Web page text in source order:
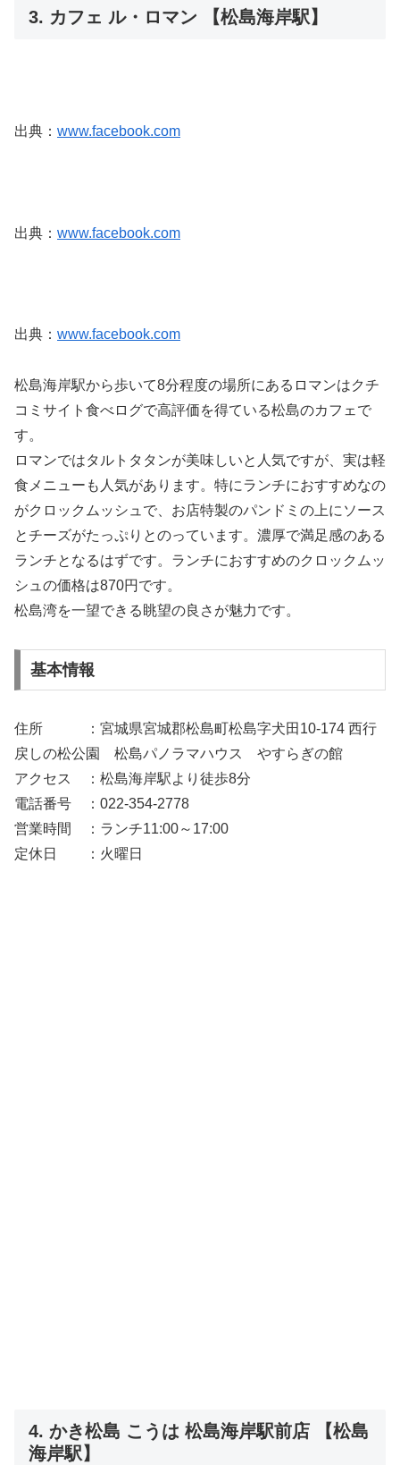
3. カフェ ル・ロマン 【松島海岸駅】
出典： www.facebook.com
出典： www.facebook.com
出典： www.facebook.com
松島海岸駅から歩いて8分程度の場所にあるロマンはクチ
コミサイト食べログで高評価を得ている松島のカフェで
す。
ロマンではタルトタタンが美味しいと人気ですが、実は軽
食メニューも人気があります。特にランチにおすすめなの
がクロックムッシュで、お店特製のパンドミの上にソース
とチーズがたっぷりとのっています。濃厚で満足感のある
ランチとなるはずです。ランチにおすすめのクロックムッ
シュの価格は870円です。
松島湾を一望できる眺望の良さが魅力です。
基本情報
住所 ：宮城県宮城郡松島町松島字犬田10-174 西行
戻しの松公園 松島パノラマハウス やすらぎの館
アクセス ：松島海岸駅より徒歩8分
電話番号 ：022-354-2778
営業時間 ：ランチ11:00～17:00
定休日 ：火曜日
4. かき松島 こうは 松島海岸駅前店 【松島
海岸駅】